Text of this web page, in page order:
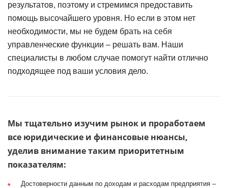
результатов, поэтому и стремимся предоставить
помощь высочайшего уровня. Но если в этом нет
необходимости, мы не будем брать на себя
управленческие функции – решать вам. Наши
специалисты в любом случае помогут найти отлично
подходящее под ваши условия дело.
Мы тщательно изучим рынок и проработаем
все юридические и финансовые нюансы,
уделив внимание таким приоритетным
показателям:
Достоверности данным по доходам и расходам предприятия –